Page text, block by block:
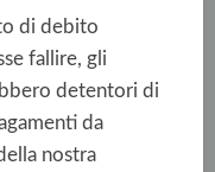
di debito
fallire, gli
detentori di
da
nostra